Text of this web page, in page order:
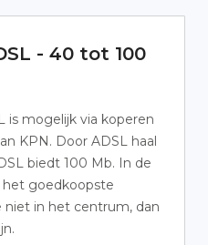
- 40 tot 100
is mogelijk via koperen
KPN. Door ADSL haal
biedt 100 Mb. In de
goedkoopste
niet in het centrum, dan